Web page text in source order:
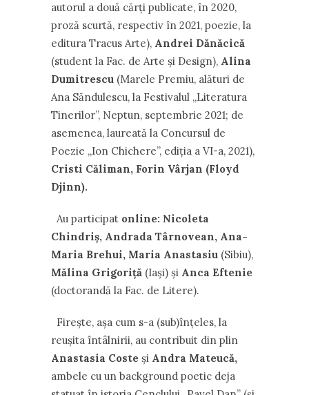
autorul a două cărți publicate, în 2020,
proză scurtă, respectiv în 2021, poezie, la
editura Tracus Arte), Andrei Dănăcică
(student la Fac. de Arte și Design), Alina
Dumitrescu (Marele Premiu, alături de
Ana Săndulescu, la Festivalul „Literatura
Tinerilor”, Neptun, septembrie 2021; de
asemenea, laureată la Concursul de
Poezie „Ion Chichere”, ediția a VI-a, 2021),
Cristi Căliman, Forin Vârjan (Floyd
Djinn).
Au participat online: Nicoleta
Chindriș, Andrada Târnovean, Ana-
Maria Brehui, Maria Anastasiu (Sibiu),
Mălina Grigoriță (Iași) și Anca Eftenie
(doctorandă la Fac. de Litere).
Firește, așa cum s-a (sub)înțeles, la
reușita întâlnirii, au contribuit din plin
Anastasia Coste și Andra Mateucă,
ambele cu un background poetic deja